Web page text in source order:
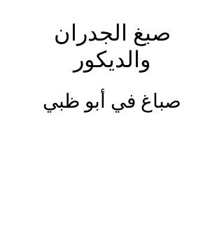
صبغ الجدران
والديكور
صباغ في أبو ظبي